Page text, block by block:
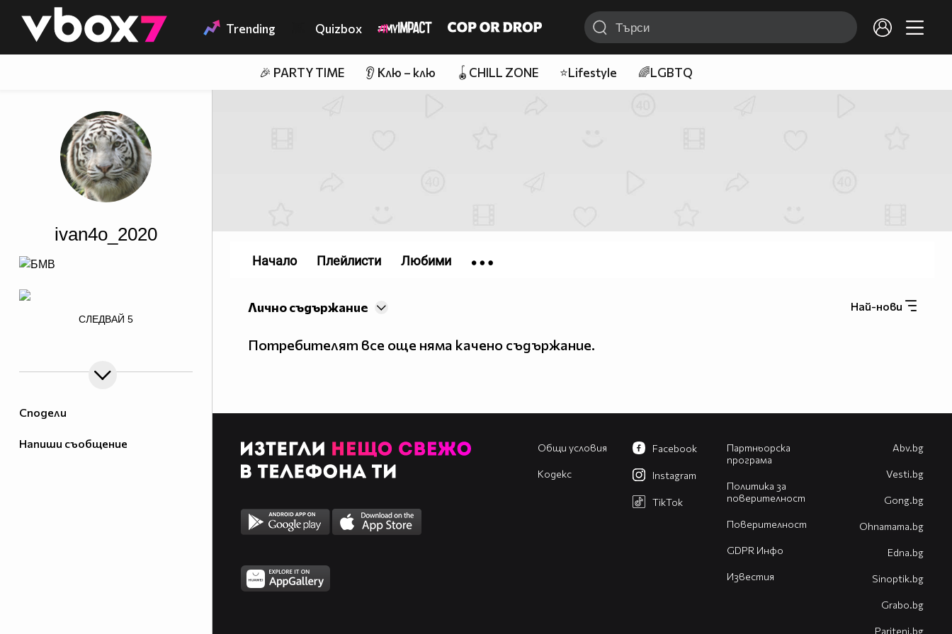
👾 Trending Quizbox
🎉 PARTY TIME 👂 Клю – клю 🪀CHILL ZONE ⭐Lifestyle 🌈LGBTQ
Сподели
Напиши съобщение
ivan4o_2020
СЛЕДВАЙ 5
Най-нови
Лично съдържание
Потребителят все още няма качено съдържание.
Начало Плейлисти Любими
Общи условия
Кодекс
Партньорска
програма
Политика за
поверителност
Поверителност
GDPR Инфо
Известия
Facebook
Instagram
TikTok
Abv.bg
Vesti.bg
Gong.bg
Оhnamama.bg
Edna.bg
Sinoptik.bg
Grabo.bg
Pariteni.bg